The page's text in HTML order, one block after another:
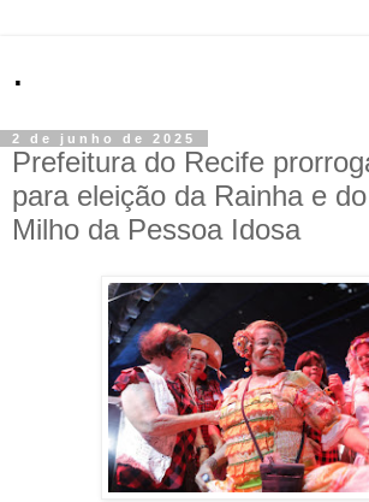
.
2 de junho de 2025
Prefeitura do Recife
para eleição da Rainha e
Milho da Pessoa Idosa